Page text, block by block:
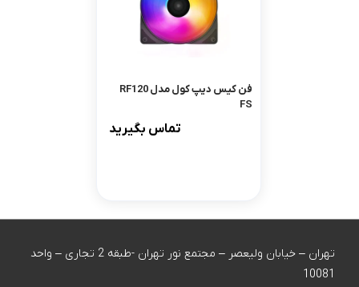
فن کیس دیپ کول مدل RF120
FS
تماس بگیرید
تهران – خیابان ولیعصر – مجتمع نور تهران -طبقه 2 تجاری – واحد
10081